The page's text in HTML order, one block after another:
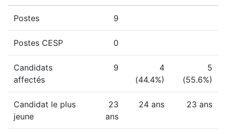
Postes 9
Postes CESP 0
Candidats
affectés
9
4
(44.4%)
5
(55.6%)
Candidat le plus
jeune
23
ans
24 ans 23 ans